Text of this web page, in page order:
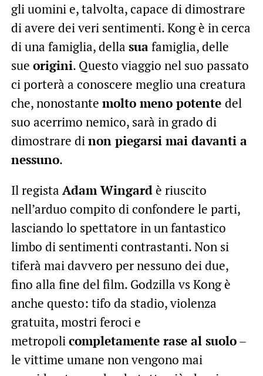
gli uomini e, talvolta, capace di dimostrare
di avere dei veri sentimenti. Kong è in cerca
di una famiglia, della suafamiglia, delle
sue origini. Questo viaggio nel suo passato
ci porterà a conoscere meglio una creatura
che, nonostante molto meno potente del
suo acerrimo nemico, sarà in grado di
dimostrare dinon piegarsi mai davanti a
nessuno.
Il regista Adam Wingardè riuscito
nell’arduo compito di confondere le parti,
lasciando lo spettatore in un fantastico
limbo di sentimenti contrastanti. Non si
tiferà mai davvero per nessuno dei due,
fino alla fine del film. Godzilla vs Kong è
anche questo: tifo da stadio, violenza
gratuita, mostri feroci e
metropolicompletamente rase al suolo–
le vittime umane non vengono mai